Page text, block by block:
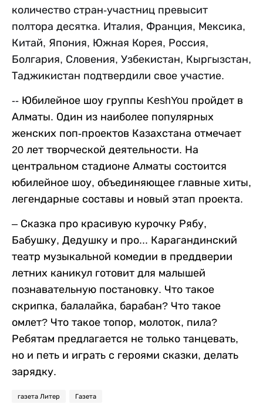
количество стран-участниц превысит
полтора десятка. Италия, Франция, Мексика,
Китай, Япония, Южная Корея, Россия,
Болгария, Словения, Узбекистан, Кыргызстан,
Таджикистан подтвердили свое участие.
-- Юбилейное шоу группы KeshYou пройдет в
Алматы. Один из наиболее популярных
женских поп-проектов Казахстана отмечает
20 лет творческой деятельности. На
центральном стадионе Алматы состоится
юбилейное шоу, объединяющее главные хиты,
легендарные составы и новый этап проекта.
– Сказка про красивую курочку Рябу,
Бабушку, Дедушку и про... Карагандинский
театр музыкальной комедии в преддверии
летних каникул готовит для малышей
познавательную постановку. Что такое
скрипка, балалайка, барабан? Что такое
омлет? Что такое топор, молоток, пила?
Ребятам предлагается не только танцевать,
но и петь и играть с героями сказки, делать
зарядку.
газета Литер Газета